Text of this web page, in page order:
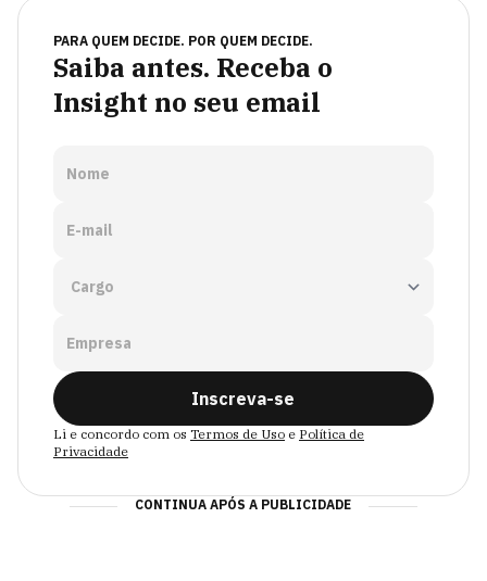
PARA QUEM DECIDE. POR QUEM DECIDE.
Saiba antes. Receba o
Insight no seu email
Nome
E-mail
Empresa
Inscreva-se
Li e concordo com os Termos de Uso e Política de
Privacidade
CONTINUA APÓS A PUBLICIDADE